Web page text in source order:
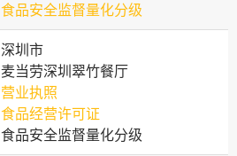
食品安全监督量化分级
深圳市
麦当劳深圳翠竹餐厅
营业执照
食品经营许可证
食品安全监督量化分级